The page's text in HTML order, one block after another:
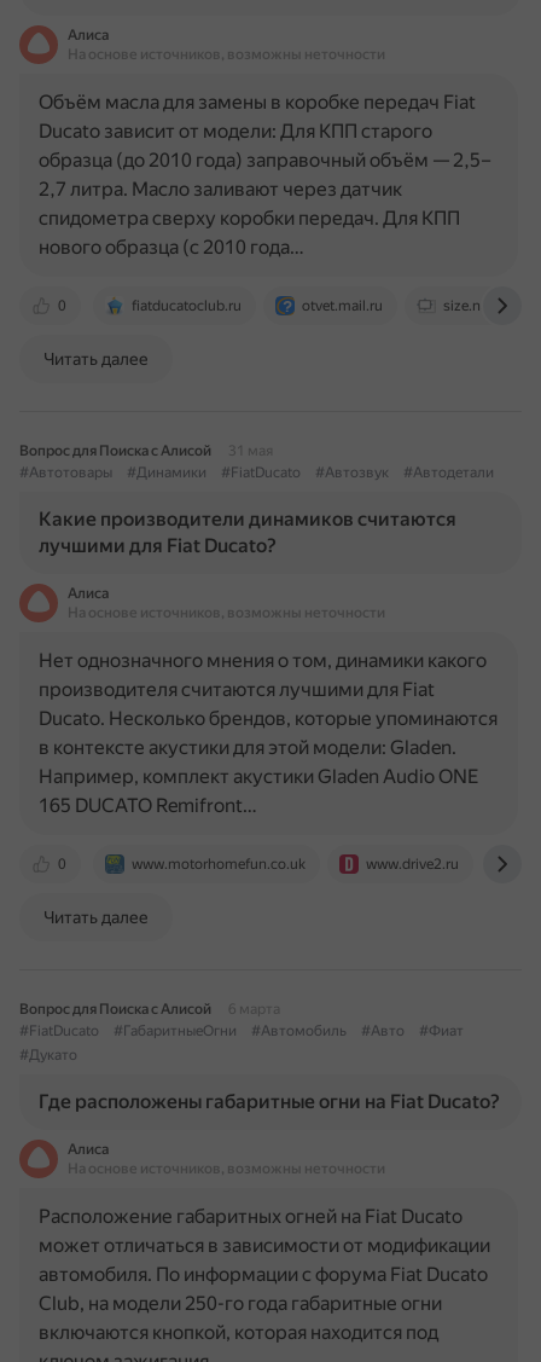
Алиса
На основе источников, возможны неточности
0 fiatducatoclub.ru otvet.mail.ru size.name
Объём масла для замены в коробке передач Fiat
Ducato зависит от модели: Для КПП старого
образца (до 2010 года) заправочный объём — 2,5–
2,7 литра. Масло заливают через датчик
спидометра сверху коробки передач. Для КПП
нового образца (с 2010 года…
Читать далее
Вопрос для Поиска с Алисой
31 мая
#Автотовары
#Динамики #FiatDucato #Автозвук #Автодетали
Какие производители динамиков считаются
лучшими для Fiat Ducato?
Алиса
На основе источников, возможны неточности
0 www.motorhomefun.co.uk www.drive2.ru
Нет однозначного мнения о том, динамики какого
производителя считаются лучшими для Fiat
Ducato. Несколько брендов, которые упоминаются
в контексте акустики для этой модели: Gladen.
Например, комплект акустики Gladen Audio ONE
165 DUCATO Remifront…
Читать далее
Вопрос для Поиска с Алисой
6 марта
#FiatDucato
#ГабаритныеОгни #Автомобиль #Авто
#Фиат
#Дукато
Где расположены габаритные огни на Fiat Ducato?
Алиса
На основе источников, возможны неточности
Расположение габаритных огней на Fiat Ducato
может отличаться в зависимости от модификации
автомобиля. По информации с форума Fiat Ducato
Club, на модели 250-го года габаритные огни
включаются кнопкой, которая находится под